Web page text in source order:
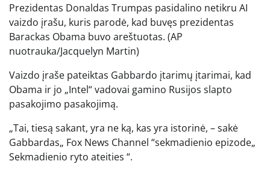
Prezidentas Donaldas Trumpas pasidalino netikru AI
vaizdo įrašu, kuris parodė, kad buvęs prezidentas
Barackas Obama buvo areštuotas. (AP
nuotrauka/Jacquelyn Martin)
Vaizdo įraše pateiktas Gabbardo įtarimų įtarimai, kad
Obama ir jo „Intel“ vadovai gamino Rusijos slapto
pasakojimo pasakojimą.
„Tai, tiesą sakant, yra ne ką, kas yra istorinė, – sakė
Gabbardas„ Fox News Channel “sekmadienio epizode„
Sekmadienio ryto ateities “.